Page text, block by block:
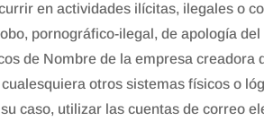
en actividades ilícitas, ilegales o
pornográfico-ilegal, de apología
de Nombre de la empresa creadora
otros sistemas físicos o
caso, utilizar las cuentas de correo